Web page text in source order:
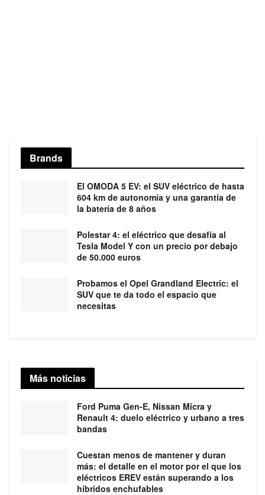
Brands
El OMODA 5 EV: el SUV eléctrico de hasta
604 km de autonomía y una garantía de
la batería de 8 años
Polestar 4: el eléctrico que desafía al
Tesla Model Y con un precio por debajo
de 50.000 euros
Probamos el Opel Grandland Electric: el
SUV que te da todo el espacio que
necesitas
Más noticias
Ford Puma Gen-E, Nissan Micra y
Renault 4: duelo eléctrico y urbano a tres
bandas
Cuestan menos de mantener y duran
más: el detalle en el motor por el que los
eléctricos EREV están superando a los
híbridos enchufables